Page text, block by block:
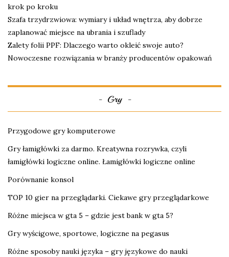
krok po kroku
Szafa trzydrzwiowa: wymiary i układ wnętrza, aby dobrze
zaplanować miejsce na ubrania i szuflady
Zalety folii PPF: Dlaczego warto okleić swoje auto?
Nowoczesne rozwiązania w branży producentów opakowań
Gry
Przygodowe gry komputerowe
Gry łamigłówki za darmo. Kreatywna rozrywka, czyli
łamigłówki logiczne online. Łamigłówki logiczne online
Porównanie konsol
TOP 10 gier na przeglądarki. Ciekawe gry przeglądarkowe
Różne miejsca w gta 5 – gdzie jest bank w gta 5?
Gry wyścigowe, sportowe, logiczne na pegasus
Różne sposoby nauki języka – gry językowe do nauki